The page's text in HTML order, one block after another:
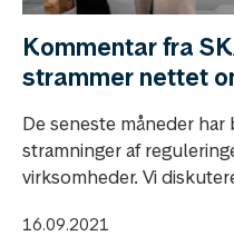
Kommentar fra
strammer nettet
De seneste måneder
stramninger af
virksomheder. Vi
16.09.2021